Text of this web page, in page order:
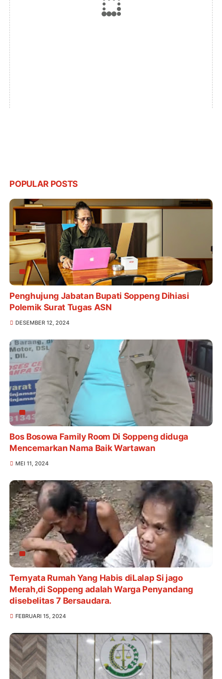
POPULAR POSTS
Penghujung Jabatan Bupati Soppeng Dihiasi
Polemik Surat Tugas ASN
DESEMBER 12, 2024
Bos Bosowa Family Room Di Soppeng diduga
Mencemarkan Nama Baik Wartawan
MEI 11, 2024
Ternyata Rumah Yang Habis diLalap Si jago
Merah,di Soppeng adalah Warga Penyandang
disebelitas 7 Bersaudara.
FEBRUARI 15, 2024